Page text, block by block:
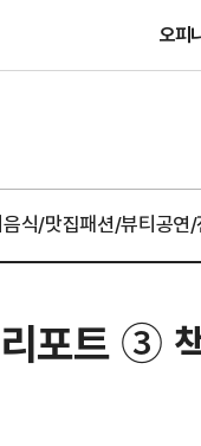
오피
음식/맛집패션/뷰티공연
포트 ③